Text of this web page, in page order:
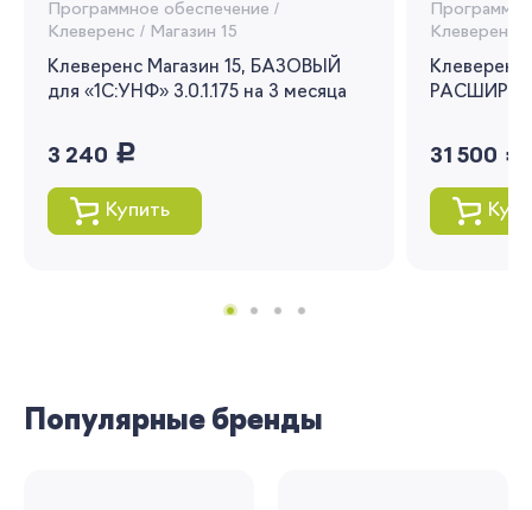
Программное обеспечение /
Клеверенс / Магазин 15
Клеверенс Магазин 15, БАЗОВЫЙ
для «1С:УНФ» 3.0.1.175 на 3 месяца
3 240 руб.
Купить
Клеверенс
31 500 руб.
Популярные бренды
Я согласен на обработку моих
заказов и получать индивидуальные
рекомендации